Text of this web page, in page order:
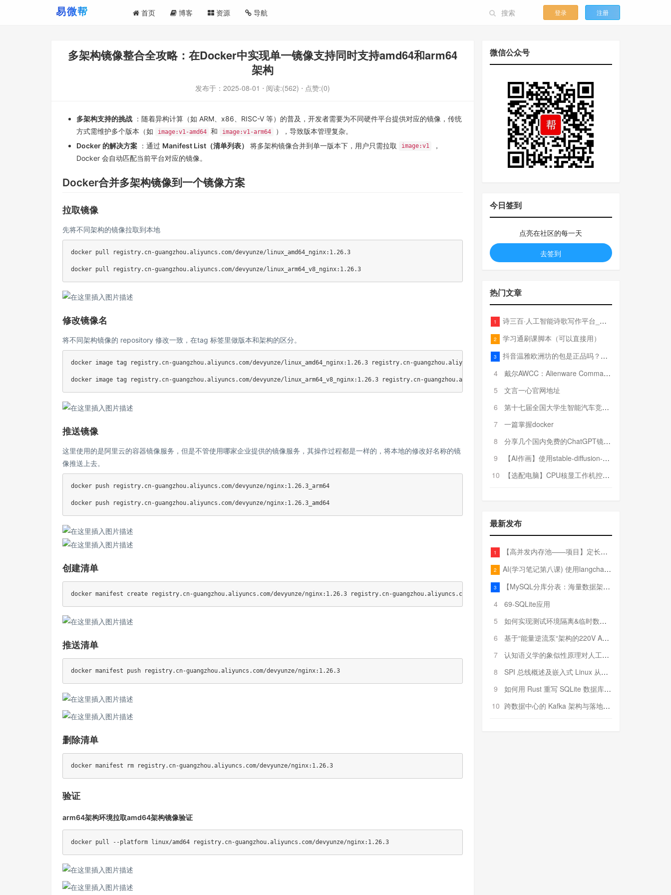
首页 博客 资源 导航 登录 注册
多架构镜像整合全攻略：在Docker中实现单一镜像支持同时支持amd64和arm64
架构
发布于： 2025-08-01 ⋅ 阅读:(562) ⋅ 点赞:(0)
多架构支持的挑战 ：随着异构计算（如 ARM、x86、RISC-V 等）的普及，开发者需要为不同硬件平台提供对应的镜像，传统
方式需维护多个版本（如
image:v1-amd64 和 image:v1-arm64
），导致版本管理复杂。
Docker 的解决方案 ：通过 Manifest List（清单列表） 将多架构镜像合并到单一版本下，用户只需拉取 image:v1
，
Docker 会自动匹配当前平台对应的镜像。
Docker合并多架构镜像到一个镜像方案
拉取镜像
先将不同架构的镜像拉取到本地
docker pull registry.cn-guangzhou.aliyuncs.com/devyunze/linux_amd64_nginx:1.26.3
修改镜像名
将不同架构镜像的 repository 修改一致，在tag 标签里做版本和架构的区分。
docker image tag registry.cn-guangzhou.aliyuncs.com/devyunze/linux_amd64_nginx:1.26.3 registry.cn-guangzhou.aliyuncs.com/devyunze/nginx:1.26.3_amd64
推送镜像
这里使用的是阿里云的容器镜像服务，但是不管使用哪家企业提供的镜像服务，其操作过程都是一样的，将本地的修改好名称的镜
像推送上去。
docker push registry.cn-guangzhou.aliyuncs.com/devyunze/nginx:1.26.3_arm64
创建清单
推送清单
删除清单
docker manifest rm
验证
arm64架构环境拉取amd64架构镜像验证
微信公众号
今日签到
点亮在社区的每一天
去签到
热门文章
1 诗三百·人工智能诗歌写作平台_在线作诗机_藏头诗生成器_电脑对联_姓名作诗
2 学习通刷课脚本（可以直接用）
3
抖音温雅欧洲坊的包是正品吗？温雅卖的包为啥那么便宜？
4
戴尔AWCC：Alienware Command Center 故障排除方法，里面附有超全详解呦，快来快来，欢迎观看~
5
文言一心官网地址
6
第十七届全国大学生智能汽车竞赛全国总决赛参赛队伍奖项公告
7
一篇掌握docker
8
分享几个国内免费的ChatGPT镜像网址(亲测有效-4月25日更新)
9
【AI作画】使用stable-diffusion-webui搭建AI作画平台
10
【选配电脑】CPU核显工作机控制预算5000
最新发布
1 【高并发内存池——项目】定长内存池——开胃小菜
2 AI(学习笔记第八课) 使用langchain的embedding models
3
【MySQL分库分表：海量数据架构的终极解决方案】
4
69-SQLite应用
5
如何实现测试环境隔离&临时数据库（pytest+SQLite）
6
基于“能量逆流泵“架构的220V AC至20V DC 300W高效电源设计
7
认知语义学的象似性原理对人工智能自然语言处理深层语义分析的影响与启示
8
SPI 总线概述及嵌入式 Linux 从属 SPI 设备驱动程序开发（第二部分，实践）
9
如何用 Rust 重写 SQLite 数据库（二）:是否有市场空间？
10 跨数据中心的 Kafka 架构与落地实战